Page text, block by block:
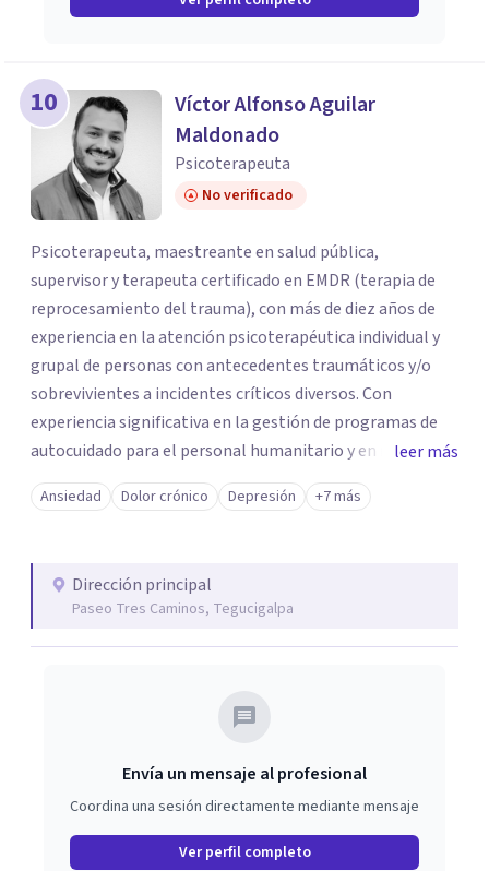
10
Víctor Alfonso Aguilar
Maldonado
Psicoterapeuta
No verificado
Psicoterapeuta, maestreante en salud pública,
supervisor y terapeuta certificado en EMDR (terapia de
reprocesamiento del trauma), con más de diez años de
experiencia en la atención psicoterapéutica individual y
grupal de personas con antecedentes traumáticos y/o
sobrevivientes a incidentes críticos diversos. Con
experiencia significativa en la gestión de programas de
autocuidado para el personal humanitario y en respuesta
a las necesidades de salud mental y apoyo psicosocial de
población afectada por la violencia, en movilidad y
leer más
Ansiedad Dolor crónico Depresión +7 más
Dirección principal
Paseo Tres Caminos, Tegucigalpa
Envía un mensaje al profesional
Coordina una sesión directamente mediante mensaje
Ver perfil completo